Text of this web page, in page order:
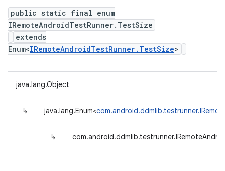
public static final enum
IRemoteAndroidTestRunner.TestSize
extends
Enum<IRemoteAndroidTestRunner.TestSize>
java.lang.Object
↳ java.lang.Enum<
↳